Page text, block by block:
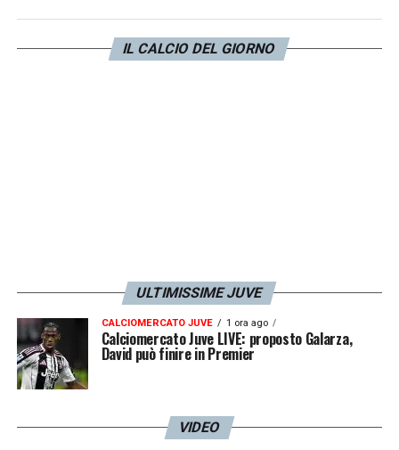
una sola vittoria e un pareggio ottenuti in sei
IL CALCIO DEL GIORNO
ULTIMISSIME JUVE
CALCIOMERCATO JUVE 1 ora ago
Calciomercato Juve LIVE: proposto Galarza,
David può finire in Premier
VIDEO